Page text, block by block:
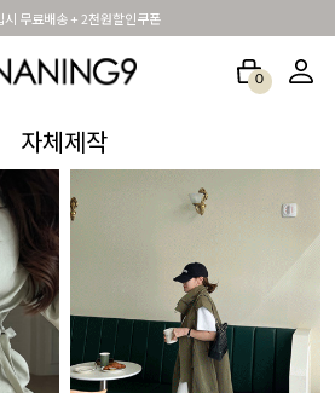
시 무료배송 + 2천원할인쿠폰
0
트재진행 썸머여행룩
자체제작